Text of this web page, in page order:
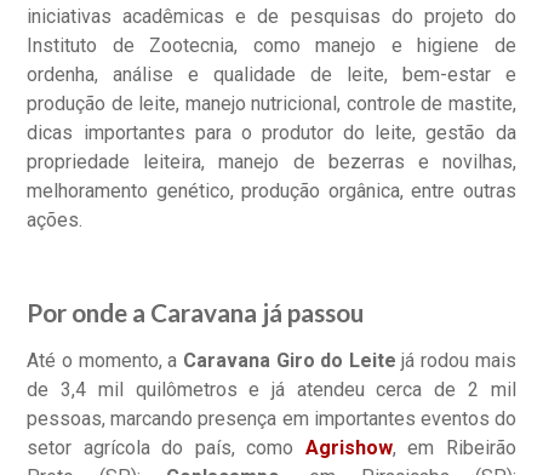
iniciativas acadêmicas e de pesquisas do projeto do
Instituto de Zootecnia, como manejo e higiene de
ordenha, análise e qualidade de leite, bem-estar e
produção de leite, manejo nutricional, controle de mastite,
dicas importantes para o produtor do leite, gestão da
propriedade leiteira, manejo de bezerras e novilhas,
melhoramento genético, produção orgânica, entre outras
ações.
Por onde a Caravana já passou
Até o momento, a Caravana Giro do Leite já rodou mais
de 3,4 mil quilômetros e já atendeu cerca de 2 mil
pessoas, marcando presença em importantes eventos do
setor agrícola do país, como Agrishow, em Ribeirão